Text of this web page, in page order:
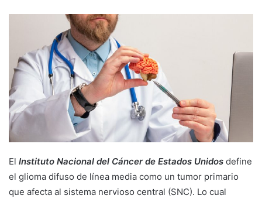
l
l
o
w
o
n
T
w
i
t
e
r
n
d
a
n
e
a
El Instituto Nacional del Cáncer de Estados Unidos define
el glioma difuso de línea media como un tumor primario
que afecta al sistema nervioso central (SNC). Lo cual